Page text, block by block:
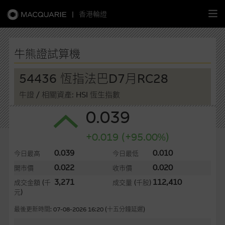
| 香港輪證
牛熊證
牛熊證試算機
54436 恆指法巴D7月RC28
牛證 / 相關資產: HSI 恆生指數
0.039
+0.019 (+95.00%)
今日最高 0.039 今日最低 0.010
開市價 0.022 收市價 0.020
成交金額 (千
元)
3,271 成交量 (千股) 112,410
最後更新時間: 07-08-2026 16:20 (十五分鐘延遲)